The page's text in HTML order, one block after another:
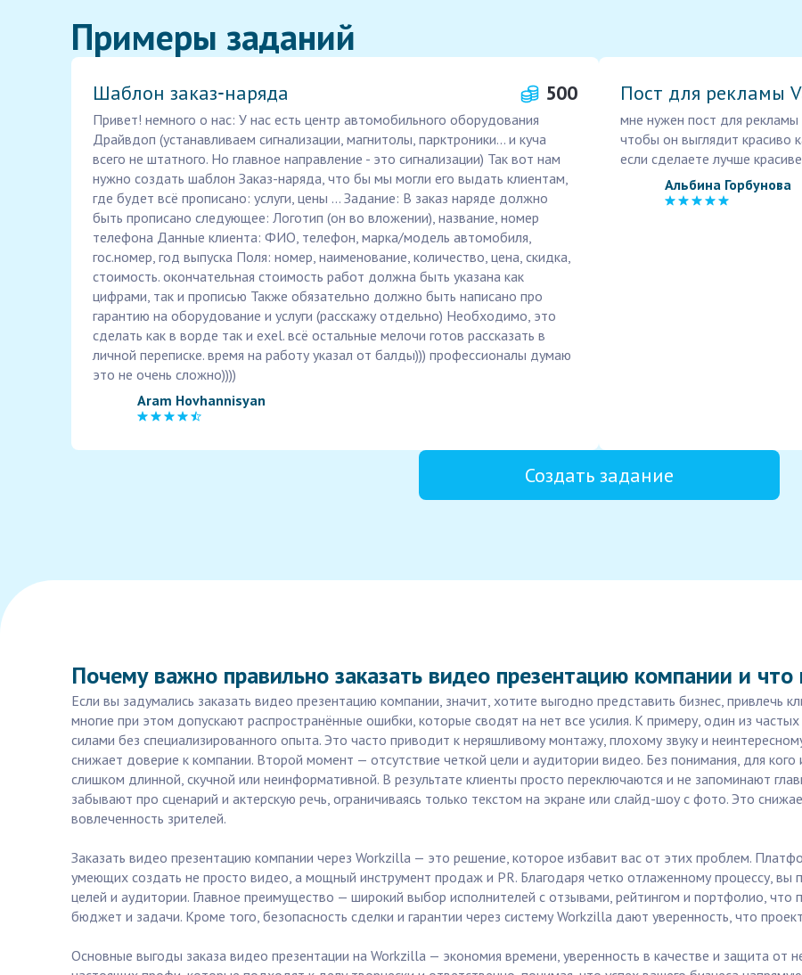
Примеры заданий
Шаблон заказ‑наряда 500
Привет! немного о нас: У нас есть центр автомобильного оборудования
Драйвдоп (устанавливаем сигнализации, магнитолы, парктроники... и куча
всего не штатного. Но главное направление - это сигнализации) Так вот нам
нужно создать шаблон Заказ-наряда, что бы мы могли его выдать клиентам,
где будет всё прописано: услуги, цены ... Задание: В заказ наряде должно
быть прописано следующее: Логотип (он во вложении), название, номер
телефона Данные клиента: ФИО, телефон, марка/модель автомобиля,
гос.номер, год выпуска Поля: номер, наименование, количество, цена, скидка,
стоимость. окончательная стоимость работ должна быть указана как
цифрами, так и прописью Также обязательно должно быть написано про
гарантию на оборудование и услуги (расскажу отдельно) Необходимо, это
сделать как в ворде так и exel. всё остальные мелочи готов рассказать в
личной переписке. время на работу указал от балды))) профессионалы думаю
это не очень сложно))))
Aram Hovhannisyan
Пост для рекламы
мне нужен пост для
чтобы он выглядит красиво
если сделаете лучше
Альбина Горбунова
Создать задание
Почему важно правильно заказать видео презентацию компании и
Если вы задумались заказать видео презентацию компании, значит, хотите выгодно представить бизнес, привлечь
многие при этом допускают распространённые ошибки, которые сводят на нет все усилия. К примеру, один из
силами без специализированного опыта. Это часто приводит к неряшливому монтажу, плохому звуку и
снижает доверие к компании. Второй момент — отсутствие четкой цели и аудитории видео. Без понимания, для кого
слишком длинной, скучной или неинформативной. В результате клиенты просто переключаются и не запоминают
забывают про сценарий и актерскую речь, ограничиваясь только текстом на экране или слайд-шоу с фото. Это
вовлеченность зрителей.
Заказать видео презентацию компании через Workzilla — это решение, которое избавит вас от этих проблем.
умеющих создать не просто видео, а мощный инструмент продаж и PR. Благодаря четко отлаженному процессу, вы
целей и аудитории. Главное преимущество — широкий выбор исполнителей с отзывами, рейтингом и портфолио, что
бюджет и задачи. Кроме того, безопасность сделки и гарантии через систему Workzilla дают уверенность, что
Основные выгоды заказа видео презентации на Workzilla — экономия времени, уверенность в качестве и защита